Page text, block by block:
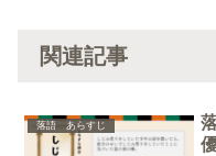
関連記事
落語 あらすじ